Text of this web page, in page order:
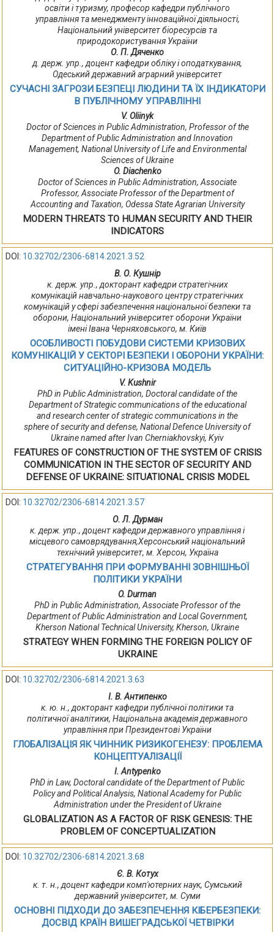
освіти і туризму, професор кафедри публічного
управління та менеджменту інноваційної діяльності,
Національний університет біоресурсів та
природокористування України
О. П. Дяченко
д. держ. упр., доцент кафедри обліку і оподаткування,
Одеський державний аграрний університет
СУЧАСНІ ЗАГРОЗИ БЕЗПЕЦІ ЛЮДИНИ ТА ЇХ ІНДИКАТОРИ
В ПУБЛІЧНОМУ УПРАВЛІННІ
V. Oliinyk
Doctor of Sciences in Public Administration, Professor of the
Department of Public Administration and Innovation
Management, National University of Life and Environmental
Scienсes of Ukraine
O. Diachenko
Doctor of Sciences in Public Administration, Associate
Professor, Associate Professor of the Department of
Accounting and Taxation, Odessa State Agrarian University
MODERN THREATS TO HUMAN SECURITY AND THEIR
INDICATORS
DOI: 10.32702/2306-6814.2021.3.52
В. О. Кушнір
к. держ. упр., докторант кафедри стратегічних
комунікацій навчально-наукового центру стратегічних
комунікацій у сфері забезпечення національної безпеки та
оборони, Національний університет оборони України
імені Івана Черняховського, м. Київ
ОСОБЛИВОСТІ ПОБУДОВИ СИСТЕМИ КРИЗОВИХ
КОМУНІКАЦІЙ У СЕКТОРІ БЕЗПЕКИ І ОБОРОНИ УКРАЇНИ:
СИТУАЦІЙНО-КРИЗОВА МОДЕЛЬ
V. Kushnir
PhD in Public Administration, Doctoral candidate of the
Department of Strategic communications of the educational
and research center of strategic communications in the
sphere of security and defense, National Defence University of
Ukraine named after Ivan Cherniakhovskyi, Kyiv
FEATURES OF CONSTRUCTION OF THE SYSTEM OF CRISIS
COMMUNICATION IN THE SECTOR OF SECURITY AND
DEFENSE OF UKRAINE: SITUATIONAL CRISIS MODEL
DOI: 10.32702/2306-6814.2021.3.57
О. Л. Дурман
к. держ. упр., доцент кафедри державного управління і
місцевого самоврядування,Херсонський національний
технічний університет, м. Херсон, Україна
СТРАТЕГУВАННЯ ПРИ ФОРМУВАННІ ЗОВНІШНЬОЇ
ПОЛІТИКИ УКРАЇНИ
O. Durman
PhD in Public Administration, Associate Professor of the
Department of Public Administration and Local Government,
Kherson National Technical University, Kherson, Ukraine
STRATEGY WHEN FORMING THE FOREIGN POLICY OF
UKRAINE
DOI: 10.32702/2306-6814.2021.3.63
І. В. Антипенко
к. ю. н., докторант кафедри публічної політики та
політичної аналітики, Національна академія державного
управління при Президентові України
ГЛОБАЛІЗАЦІЯ ЯК ЧИННИК РИЗИКОГЕНЕЗУ: ПРОБЛЕМА
КОНЦЕПТУАЛІЗАЦІЇ
I. Antypenko
PhD in Law, Doctoral candidate of the Department of Public
Policy and Political Analysis, National Academy for Public
Administration under the President of Ukraine
GLOBALIZATION AS A FACTOR OF RISK GENESIS: THE
PROBLEM OF CONCEPTUALIZATION
DOI: 10.32702/2306-6814.2021.3.68
Є. В. Котух
к. т. н., доцент кафедри комп'ютерних наук, Сумський
державний університет, м. Суми
ОСНОВНІ ПІДХОДИ ДО ЗАБЕЗПЕЧЕННЯ КІБЕРБЕЗПЕКИ:
ДОСВІД КРАЇН ВИШЕГРАДСЬКОЇ ЧЕТВІРКИ